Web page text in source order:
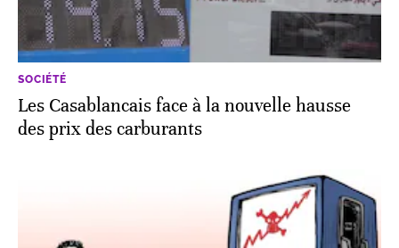
SOCIÉTÉ
Les Casablancais face à la nouvelle hausse
des prix des carburants